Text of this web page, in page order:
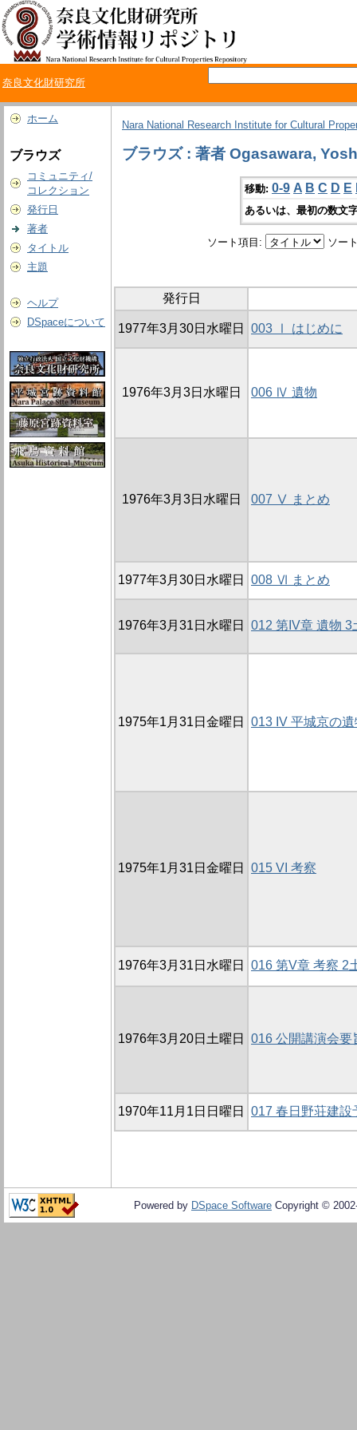
奈良文化財研究所
ホーム
ブラウズ
コミュニティ/
コレクション
発行日
著者
タイトル
主題
ヘルプ
DSpaceについて
Nara National Research Institute for Cultural
ブラウズ : 著者 Ogasawara,
移動: 0-9 A B C D E
あるいは、最初の数文
ソート項目: ソー
発行日
1977年3月30日水曜日 003 Ⅰ はじめに
1976年3月3日水曜日 006 Ⅳ 遺物
1976年3月3日水曜日 007 Ⅴ まとめ
1977年3月30日水曜日 008 Ⅵ まとめ
1976年3月31日水曜日 012 第IV章 遺物 3
1975年1月31日金曜日 013 IV 平城京の遺
1975年1月31日金曜日 015 VI 考察
1976年3月31日水曜日 016 第V章 考察 2
1976年3月20日土曜日 016 公開講演会要
1970年11月1日日曜日 017 春日野荘建設
Powered by DSpace Software Copyright ©